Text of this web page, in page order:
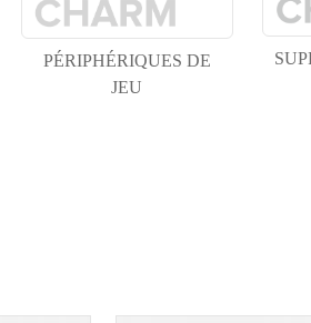
PÉRIPHÉRIQUES DE
JEU